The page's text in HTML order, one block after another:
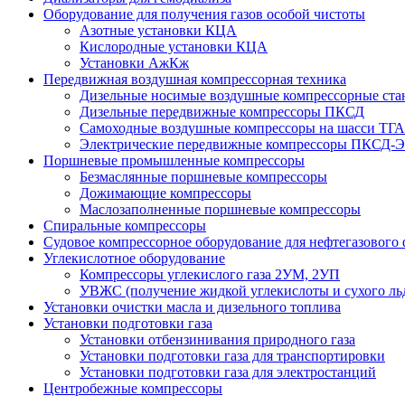
Оборудование для получения газов особой чистоты
Азотные установки КЦА
Кислородные установки КЦА
Установки АжКж
Передвижная воздушная компрессорная техника
Дизельные носимые воздушные компрессорные
Дизельные передвижные компрессоры ПКСД
Самоходные воздушные компрессоры на шасси ТГА
Электрические передвижные компрессоры ПКСД-Э
Поршневые промышленные компрессоры
Безмаслянные поршневые компрессоры
Дожимающие компрессоры
Маслозаполненные поршневые компрессоры
Спиральные компрессоры
Судовое компрессорное оборудование для нефтегазового
Углекислотное оборудование
Компрессоры углекислого газа 2УМ, 2УП
УВЖС (получение жидкой углекислоты и сухого
Установки очистки масла и дизельного топлива
Установки подготовки газа
Установки отбензинивания природного газа
Установки подготовки газа для транспортировки
Установки подготовки газа для электростанций
Центробежные компрессоры